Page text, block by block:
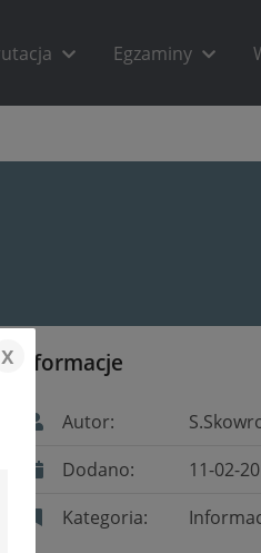
Egzaminy
Informacje
Autor:
Dodano:
11-02-
Kategoria:
x